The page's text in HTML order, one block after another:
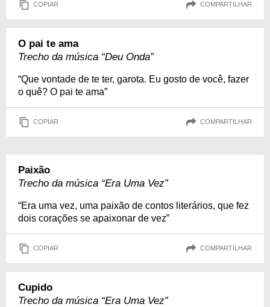
COPIAR COMPARTILHAR
O pai te ama
Trecho da música “Deu Onda”
“Que vontade de te ter, garota. Eu gosto de você, fazer
o quê? O pai te ama”
COPIAR COMPARTILHAR
Paixão
Trecho da música “Era Uma Vez”
“Era uma vez, uma paixão de contos literários, que fez
dois corações se apaixonar de vez”
COPIAR COMPARTILHAR
Cupido
Trecho da música “Era Uma Vez”